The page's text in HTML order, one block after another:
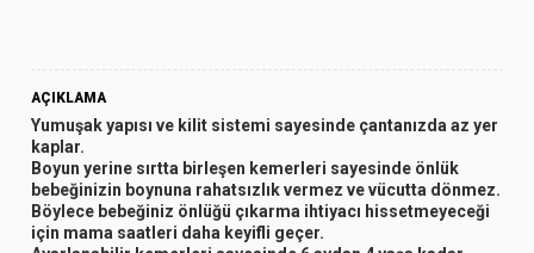
AÇIKLAMA
Yumuşak yapısı ve kilit sistemi sayesinde çantanızda az yer
kaplar.
Boyun yerine sırtta birleşen kemerleri sayesinde önlük
bebeğinizin boynuna rahatsızlık vermez ve vücutta dönmez.
Böylece bebeğiniz önlüğü çıkarma ihtiyacı hissetmeyeceği
için mama saatleri daha keyifli geçer.